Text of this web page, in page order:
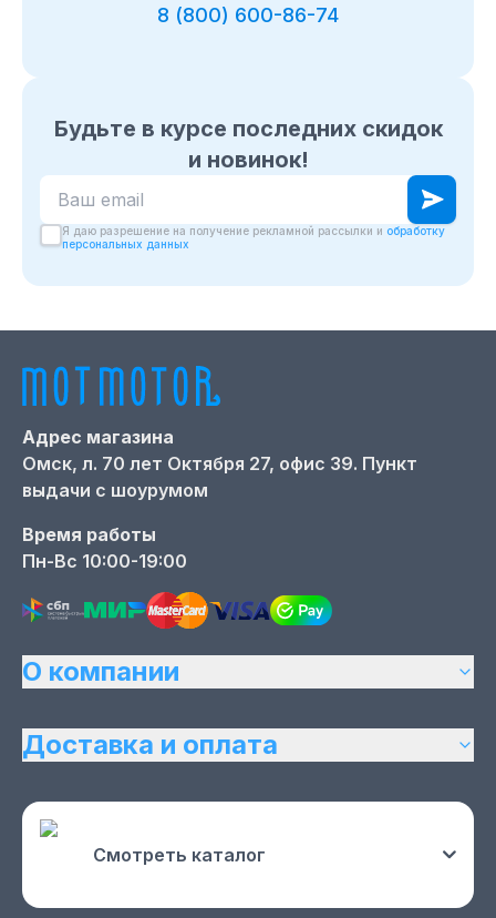
Будьте в курсе последних скидок
и новинок!
Ваш email для подписки на новости
Я даю разрешение на получение рекламной рассылки и обработку
персональных данных
8 (800) 600-86-74
Адрес магазина
Омск, л. 70 лет Октября 27, офис 39. Пункт
выдачи с шоурумом
Время работы
Пн-Вс 10:00-19:00
О компании
Доставка и оплата
Смотреть каталог